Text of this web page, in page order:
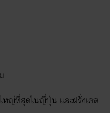
หญ่ที่สุดในญี่ปุ่น และฝรั่งเศส